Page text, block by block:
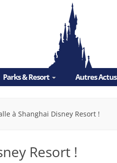
Parks & Resort Autres Actus
à Shanghai Disney Resort !
Resort !